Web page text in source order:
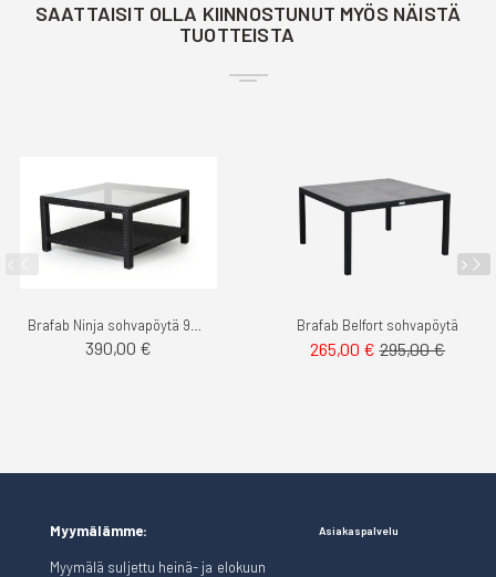
SAATTAISIT OLLA KIINNOSTUNUT MYÖS NÄISTÄ
TUOTTEISTA
390,00 €
Brafab Belfort sohvapöytä
265,00 € 295,00 €
Myymälämme:
Myymälä suljettu heinä- ja elokuun
Asiakaspalvelu